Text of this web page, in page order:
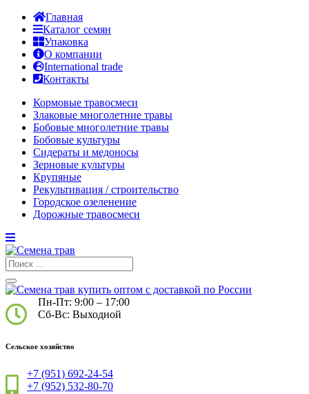
Главная
Каталог семян
Упаковка
О компании
International trade
Контакты
Кормовые травосмеси
Злаковые многолетние травы
Бобовые многолетние травы
Бобовые культуры
Сидераты и медоносы
Зерновые культуры
Крупяные
Рекультивация / строительство
Городское озеленение
Дорожные травосмеси
Пн-Пт: 9:00 – 17:00
Сб-Вс: Выходной
Сельское хозяйство
+7 (951) 692-24-54
+7 (952) 532-80-70